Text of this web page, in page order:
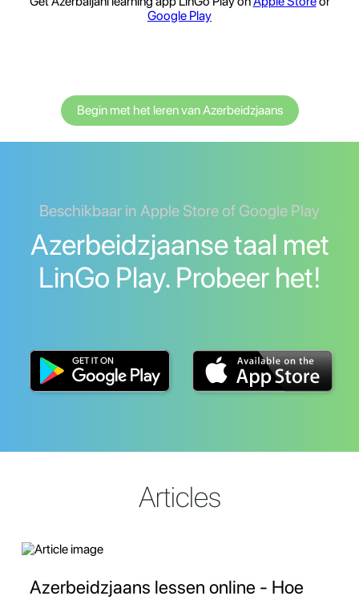
Google Play
Begin met het leren van Azerbeidzjaans
Beschikbaar in Apple Store of Google Play
Azerbeidzjaanse taal met
LinGo Play. Probeer het!
Articles
Azerbeidzjaans lessen online - Hoe